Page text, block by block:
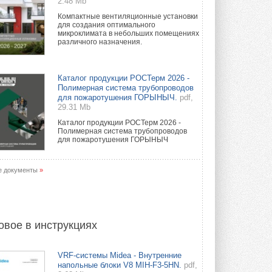
Компактные вентиляционные установки
для создания оптимального
микроклимата в небольших помещениях
различного назначения.
Каталог продукции РОСТерм 2026 -
Полимерная система трубопроводов
для пожаротушения ГОРЫНЫЧ.
pdf,
29.31 Mb
Каталог продукции РОСТерм 2026 -
Полимерная система трубопроводов
для пожаротушения ГОРЫНЫЧ
документы »
в инструкциях
VRF-системы Midea - Внутренние
напольные блоки V8 MIH-F3-5HN. pdf,